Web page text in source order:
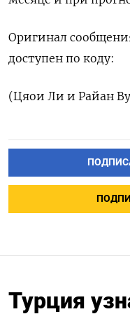
Оригинал
доступен по коду:
(Цяои Ли и Райан
Турция